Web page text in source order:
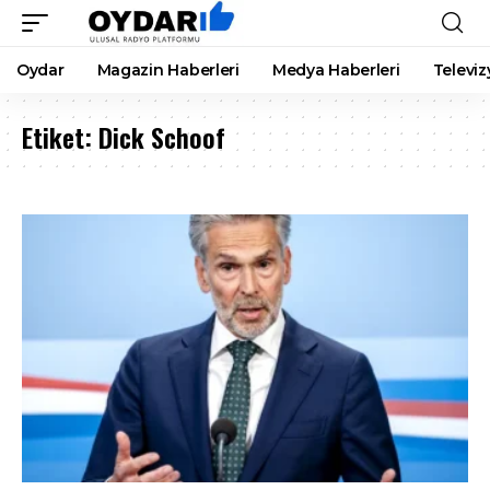
Oydar Magazin Haberleri Medya Haberleri
Etiket: Dick Schoof